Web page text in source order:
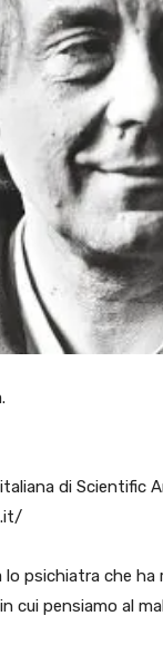
di Scientific
lo psichiatra che
cui pensiamo al